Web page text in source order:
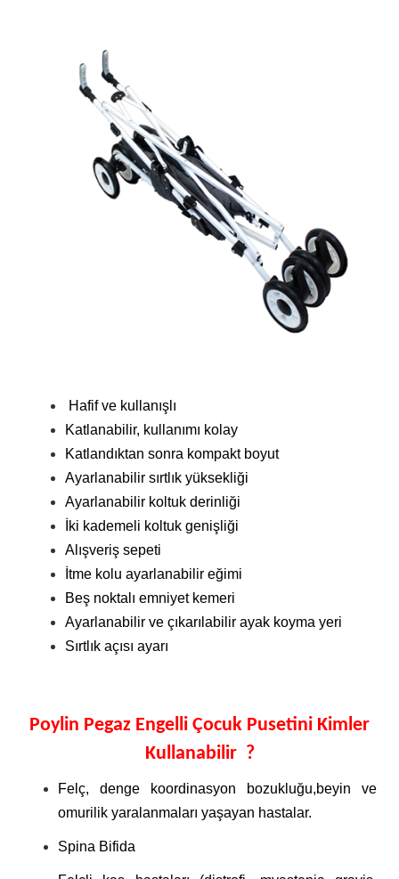
Hafif ve kullanışlı
Katlanabilir, kullanımı kolay
Katlandıktan sonra kompakt boyut
Ayarlanabilir sırtlık yüksekliği
Ayarlanabilir koltuk derinliği
İki kademeli koltuk genişliği
Alışveriş sepeti
İtme kolu ayarlanabilir eğimi
Beş noktalı emniyet kemeri
Ayarlanabilir ve çıkarılabilir ayak koyma yeri
Sırtlık açısı ayarı
Poylin Pegaz Engelli Çocuk Pusetini Kimler
Kullanabilir ?
Felç, denge koordinasyon bozukluğu,beyin ve
omurilik yaralanmaları yaşayan hastalar.
Spina Bifida